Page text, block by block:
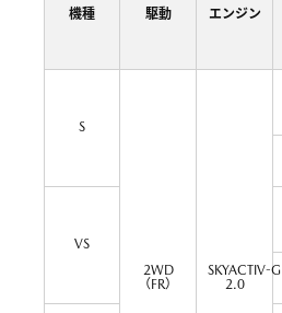
機種 駆動 エンジン
S
2WD
（FR）
SKYACTIV-G
2.0
VS